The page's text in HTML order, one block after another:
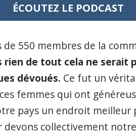
ÉCOUTEZ LE PODCAST
550 membres de la
rien de tout cela ne serait
dévoués. Ce fut un
femmes qui ont
pays un endroit meilleur
collectivement